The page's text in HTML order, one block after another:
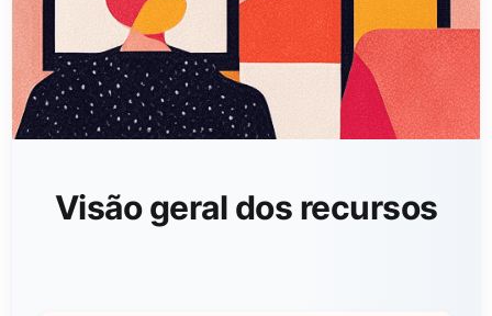
Visão geral dos recursos